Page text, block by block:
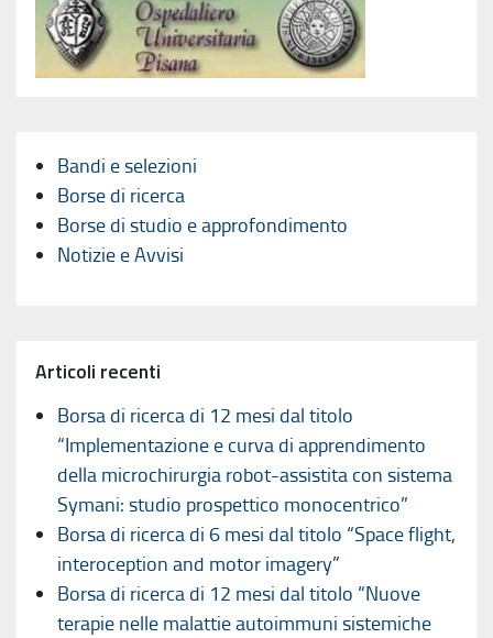
Bandi e selezioni
Borse di ricerca
Borse di studio e approfondimento
Notizie e Avvisi
Articoli recenti
Borsa di ricerca di 12 mesi dal titolo
“Implementazione e curva di apprendimento
della microchirurgia robot-assistita con sistema
Symani: studio prospettico monocentrico”
Borsa di ricerca di 6 mesi dal titolo “Space flight,
interoception and motor imagery”
Borsa di ricerca di 12 mesi dal titolo “Nuove
terapie nelle malattie autoimmuni sistemiche